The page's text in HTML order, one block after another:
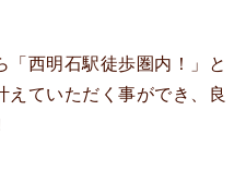
「西明石駅徒歩圏内！」と
えていただく事ができ、良